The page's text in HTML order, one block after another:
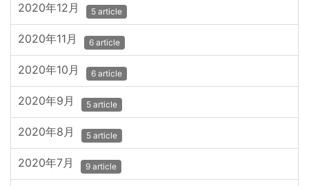
2020年12月 5 article
2020年11月 6 article
2020年10月 6 article
2020年9月 5 article
2020年8月 5 article
2020年7月 9 article